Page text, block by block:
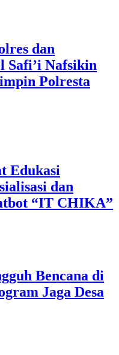
dan
Safi’i Nafsikin
Polresta
Edukasi
dan
“IT CHIKA”
Bencana di
Jaga Desa